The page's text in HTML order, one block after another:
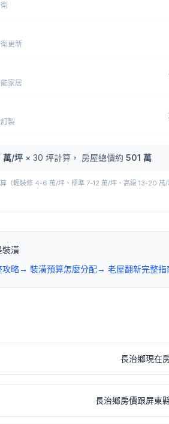
更新
家居
製
萬/坪 × 30 坪計算， 房屋總價約 501 萬
（輕裝修 4-6 萬/坪、標準 7-12 萬/坪、高級 13-20
裝潢
略→ 裝潢預算怎麼分配→ 老屋翻新完整指
長治鄉現在
長治鄉房價跟屏東